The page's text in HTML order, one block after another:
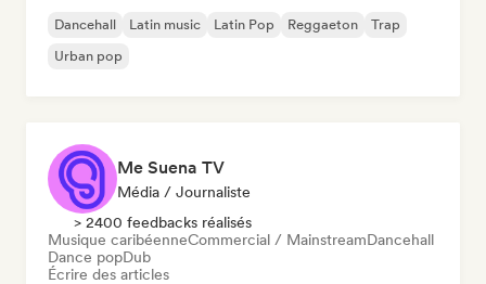
Dancehall Latin music Latin Pop Reggaeton
Trap
Urban pop
Me Suena TV
Média / Journaliste
> 2400 feedbacks réalisés
Musique caribéenneCommercial / MainstreamDancehall
Dance popDub
Écrire des articles